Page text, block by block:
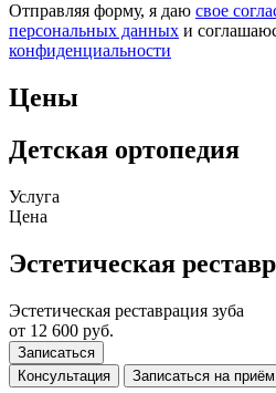
Отправляя форму, я даю свое
персональных данных и
конфиденциальности
Цены
Детская ортопедия
Услуга
Цена
Эстетическая
Эстетическая реставрация зуба
от 12 600 руб.
Записаться
Консультация
Записаться на приём